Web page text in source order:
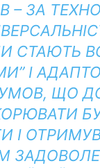
– ЗА
СТАЮТЬ
І
ЩО
І